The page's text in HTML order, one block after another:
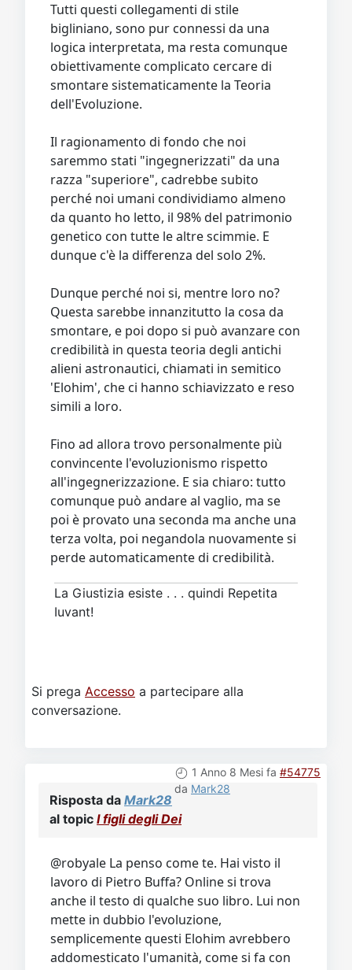
Tutti questi collegamenti di stile
bigliniano, sono pur connessi da una
logica interpretata, ma resta comunque
obiettivamente complicato cercare di
smontare sistematicamente la Teoria
dell'Evoluzione.
Il ragionamento di fondo che noi
saremmo stati "ingegnerizzati" da una
razza "superiore", cadrebbe subito
perché noi umani condividiamo almeno
da quanto ho letto, il 98% del patrimonio
genetico con tutte le altre scimmie. E
dunque c'è la differenza del solo 2%.
Dunque perché noi si, mentre loro no?
Questa sarebbe innanzitutto la cosa da
smontare, e poi dopo si può avanzare con
credibilità in questa teoria degli antichi
alieni astronautici, chiamati in semitico
'Elohim', che ci hanno schiavizzato e reso
simili a loro.
Fino ad allora trovo personalmente più
convincente l'evoluzionismo rispetto
all'ingegnerizzazione. E sia chiaro: tutto
comunque può andare al vaglio, ma se
poi è provato una seconda ma anche una
terza volta, poi negandola nuovamente si
perde automaticamente di credibilità.
La Giustizia esiste . . . quindi Repetita
Iuvant!
Si prega Accesso a partecipare alla
conversazione.
1 Anno 8 Mesi fa #54775
da Mark28
Risposta da Mark28
al topic I figli degli Dei
@robyale La penso come te. Hai visto il
lavoro di Pietro Buffa? Online si trova
anche il testo di qualche suo libro. Lui non
mette in dubbio l'evoluzione,
semplicemente questi Elohim avrebbero
addomesticato l'umanità, come si fa con